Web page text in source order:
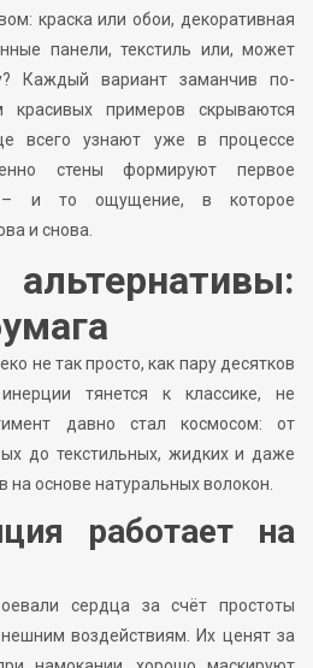
краска или обои, декоративная
панели, текстиль или, может
Каждый вариант заманчив по-
примеров скрываются
всего узнают уже в процессе
стены формируют первое
– и то ощущение, в которое
и снова.
не так просто, как пару десятков
тянется к классике, не
давно стал космосом: от
до текстильных, жидких и даже
основе натуральных волокон.
работает на
сердца за счёт простоты
воздействиям. Их ценят за